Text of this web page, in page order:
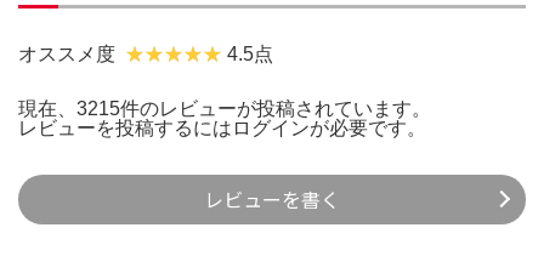
オススメ度 4.5点
現在、3215件のレビューが投稿されています。
レビューを投稿するには ログインが必要です。
レビューを書く